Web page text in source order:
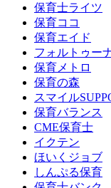
保育士ライツ
保育ココ
保育エイド
フォルトゥー
保育メトロ
保育の森
スマイル
保育バランス
CME保育士
イクテン
ほいくジョブ
しんぷる保育